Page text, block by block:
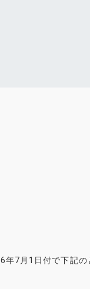
7月1日付で下記